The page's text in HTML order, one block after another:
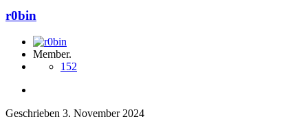
r0bin
Member.
152
Geschrieben 3. November 2024